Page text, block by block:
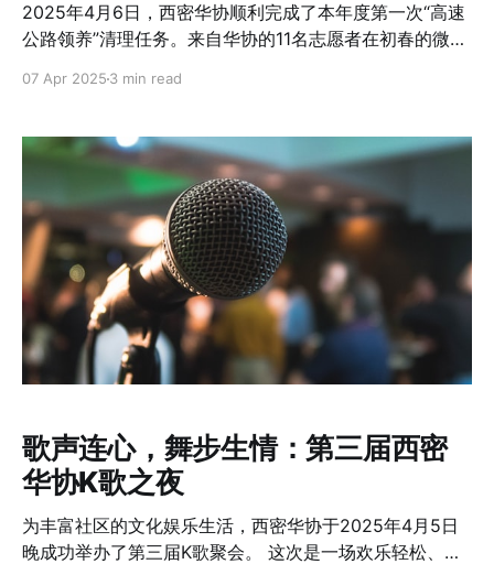
2025年4月6日，西密华协顺利完成了本年度第一次“高速
公路领养”清理任务。来自华协的11名志愿者在初春的微寒
共清理出36袋垃圾，是近年来春季任务中较为艰巨的一
路”（Adopt-A-Highway）活动，旨在鼓励民间组织和志
愿者定期清理公路沿线环境，营造更整洁、安全的出行环
境。西密华协自1987年起即参与该活动，至今已持续38
年，成为华人社区积极投身公益、融入主流社会的重要窗
口。为了确保安全，所有参与者均严格遵守MDOT的相关
规定，并在活动前认真阅读了安全手册、观看了教学视
频。每一位志愿者的汗水和努力，都是高速公路清洁环境
背后最温暖的注脚。 春季往往是高速公路沿线垃圾积存最
为严重的时期之一，尤其在冰雪融化、春雨初至之后，冬
季遗留的杂物与新堆积的废弃物交织，给清理工作带来了
空气中仍带着寒意，当天气温维持在10摄氏度左右，略显
清冷。 尽管天气不尽理想，但志愿者们依然准时集合，精
神饱满、分工明确。他们兵分几组，携带工具，沿着所负
责的公
07 Apr 2025 3 min read
歌声连心，舞步生情：第三届西密
华协K歌之夜
为丰富社区的文化娱乐生活，西密华协于2025年4月5日
晚成功举办了第三届K歌聚会。 这次是一场欢乐轻松、充